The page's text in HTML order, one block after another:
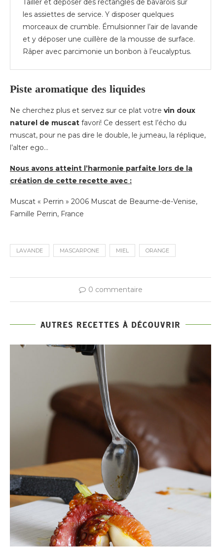
Tailler et déposer des rectangles de bavarois sur
les assiettes de service. Y disposer quelques
morceaux de crumble. Émulsionner l’air de lavande
et y déposer une cuillère de la mousse de surface.
Râper avec parcimonie un bonbon à l’eucalyptus.
Piste aromatique des liquides
Ne cherchez plus et servez sur ce plat votre vin doux
naturel de muscat favori! Ce dessert est l’écho du
muscat, pour ne pas dire le double, le jumeau, la réplique,
l’alter ego…
Nous avons atteint l’harmonie parfaite lors de la
création de cette recette avec :
Muscat « Perrin » 2006 Muscat de Beaume-de-Venise,
Famille Perrin, France
LAVANDE MASCARPONE MIEL ORANGE
0 commentaire
AUTRES RECETTES À DÉCOUVRIR